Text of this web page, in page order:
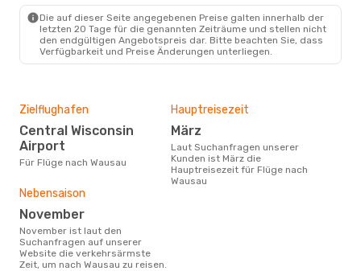
Die auf dieser Seite angegebenen Preise galten innerhalb der
letzten 20 Tage für die genannten Zeiträume und stellen nicht
den endgültigen Angebotspreis dar. Bitte beachten Sie, dass
Verfügbarkeit und Preise Änderungen unterliegen.
Zielflughafen
Central Wisconsin
Airport
Für Flüge nach Wausau
Hauptreisezeit
März
Laut Suchanfragen unserer
Kunden ist März die
Hauptreisezeit für Flüge nach
Wausau
Nebensaison
November
November ist laut den
Suchanfragen auf unserer
Website die verkehrsärmste
Zeit, um nach Wausau zu reisen.